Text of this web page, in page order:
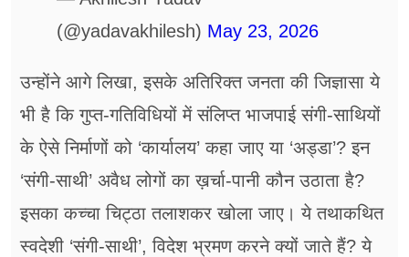
(@yadavakhilesh) May 23, 2026
उन्होंने आगे लिखा, ⁠इसके अतिरिक्त जनता की जिज्ञासा ये
भी है कि गुप्त-गतिविधियों में संलिप्त भाजपाई संगी-साथियों
के ऐसे निर्माणों को ‘कार्यालय’ कहा जाए या ‘अड्डा’? ⁠इन
‘संगी-साथी’ अवैध लोगों का ख़र्चा-पानी कौन उठाता है?
इसका कच्चा चिट्ठा तलाशकर खोला जाए। ⁠ये तथाकथित
स्वदेशी ‘संगी-साथी’, विदेश भ्रमण करने क्यों जाते हैं? ⁠ये